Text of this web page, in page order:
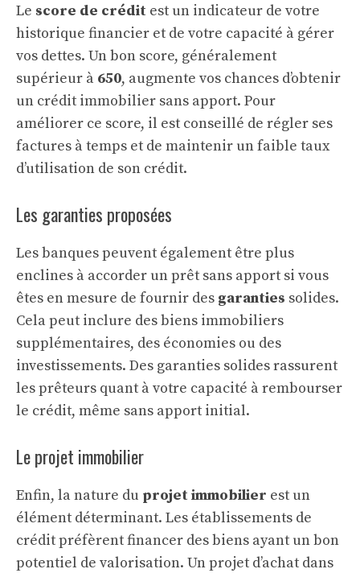
Le score de crédit est un indicateur de votre
historique financier et de votre capacité à gérer
vos dettes. Un bon score, généralement
supérieur à 650, augmente vos chances d’obtenir
un crédit immobilier sans apport. Pour
améliorer ce score, il est conseillé de régler ses
factures à temps et de maintenir un faible taux
d’utilisation de son crédit.
Les garanties proposées
Les banques peuvent également être plus
enclines à accorder un prêt sans apport si vous
êtes en mesure de fournir des garanties solides.
Cela peut inclure des biens immobiliers
supplémentaires, des économies ou des
investissements. Des garanties solides rassurent
les prêteurs quant à votre capacité à rembourser
le crédit, même sans apport initial.
Le projet immobilier
Enfin, la nature du projet immobilier est un
élément déterminant. Les établissements de
crédit préfèrent financer des biens ayant un bon
potentiel de valorisation. Un projet d’achat dans